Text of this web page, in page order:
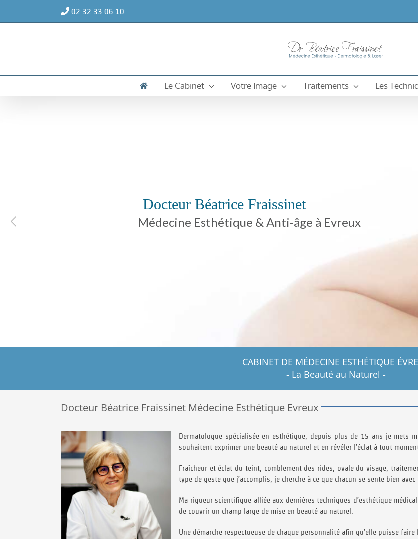
02 32 33 06 10
Le Cabinet Votre Image Traitements Les
CABINET DE MÉDECINE ESTHÉTIQUE
- La Beauté au Naturel -
Docteur Béatrice Fraissinet Médecine Esthétique Evreux
Dermatologue spécialisée en esthétique, depuis plus de 15 ans je mets
souhaitent exprimer une beauté au naturel et en révéler l’éclat à tout
Fraîcheur et éclat du teint, comblement des rides, ovale du visage,
type de geste que j’accomplis, je cherche à ce que chacun se sente bien
Ma rigueur scientifique alliée aux dernières techniques d’esthétique
de couvrir un champ large de mise en beauté au naturel.
Une démarche respectueuse de chaque personnalité afin qu’elle puisse